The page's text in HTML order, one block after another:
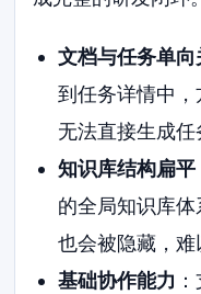
文档与任务单向
到任务详情中
无法直接生成任
知识库结构扁平
的全局知识库
也会被隐藏，难
基础协作能力